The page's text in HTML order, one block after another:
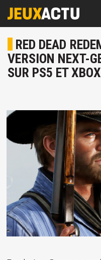
RED DEAD
VERSION NEXT-
SUR PS5 ET